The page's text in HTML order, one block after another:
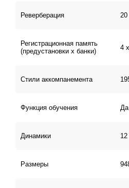
Реверберация 20
Регистрационная память
(предустановки х банки)
4
Стили аккомпанемента
Функция обучения Да
Динамики
Размеры